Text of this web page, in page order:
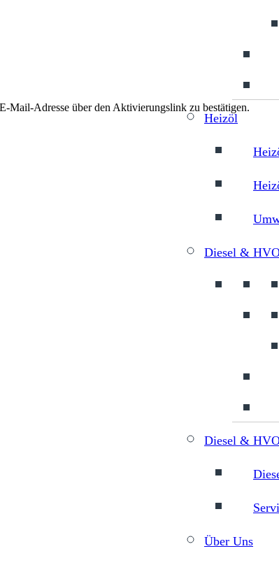
Heizöl
Diesel &
Diesel &
Über Uns
Mail-Adresse über den Aktivierungslink zu bestätigen.